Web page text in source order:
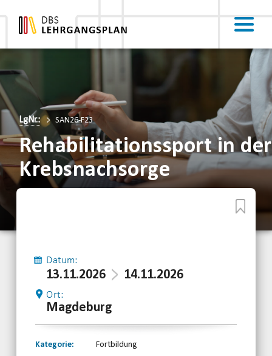
LgNr.: SAN26-F23
Rehabilitationssport in der
Krebsnachsorge
Datum:
13.11.2026 14.11.2026
Ort:
Magdeburg
Kategorie:
Fortbildung